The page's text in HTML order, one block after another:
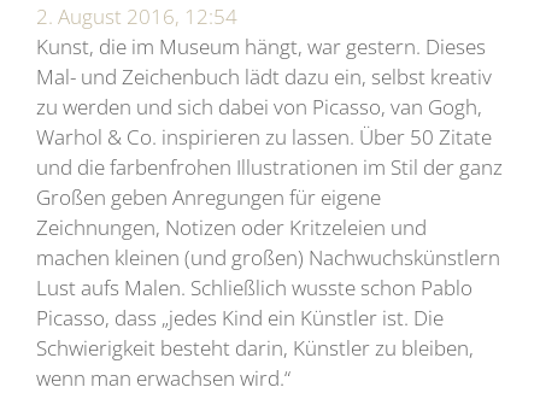
2. August 2016, 12:54
Kunst, die im Museum hängt, war gestern. Dieses
Mal- und Zeichenbuch lädt dazu ein, selbst kreativ
zu werden und sich dabei von Picasso, van Gogh,
Warhol & Co. inspirieren zu lassen. Über 50 Zitate
und die farbenfrohen Illustrationen im Stil der ganz
Großen geben Anregungen für eigene
Zeichnungen, Notizen oder Kritzeleien und
machen kleinen (und großen) Nachwuchskünstlern
Lust aufs Malen. Schließlich wusste schon Pablo
Picasso, dass „jedes Kind ein Künstler ist. Die
Schwierigkeit besteht darin, Künstler zu bleiben,
wenn man erwachsen wird.“